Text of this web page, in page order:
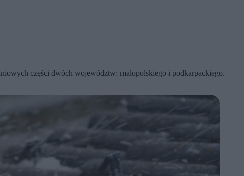
części dwóch województw: małopolskiego i podkarpackiego.